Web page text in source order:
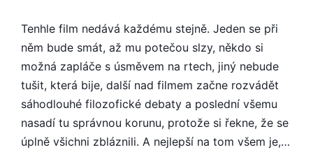
NÁZVEM
ROK
ĎÁBLA:
HUDBY
A
ZÁZRACÍCH
Tenhle film nedává každému stejně. Jeden se při
něm bude smát, až mu potečou slzy, někdo si
možná zapláče s úsměvem na rtech, jiný nebude
tušit, která bije, další nad filmem začne rozvádět
sáhodlouhé filozofické debaty a poslední všemu
nasadí tu správnou korunu, protože si řekne, že se
úplně všichni zbláznili. A nejlepší na tom všem je,…